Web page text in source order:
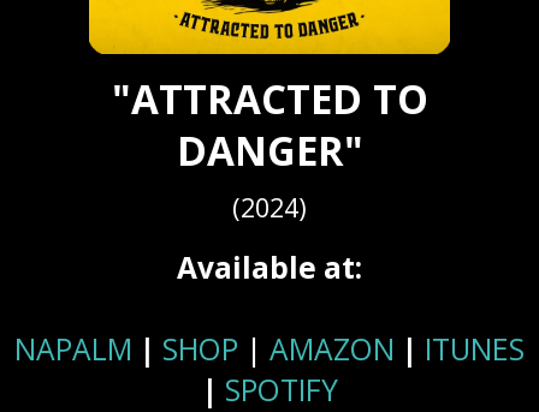
"ATTRACTED TO
DANGER"
(2024)
Available at:
NAPALM | SHOP | AMAZON | ITUNES
| SPOTIFY